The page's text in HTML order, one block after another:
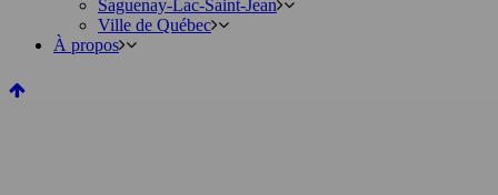
Saguenay-Lac-Saint-Jean
Ville de Québec
À propos